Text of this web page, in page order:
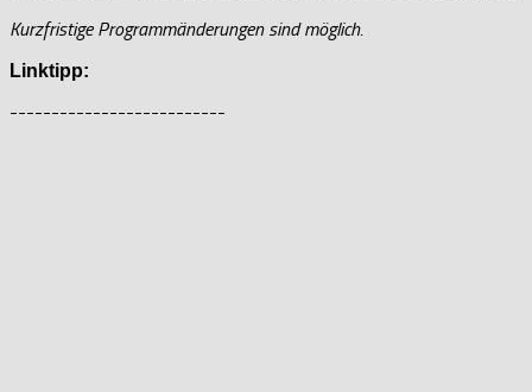
Kurzfristige Programmänderungen sind möglich.
Linktipp:
--------------------------